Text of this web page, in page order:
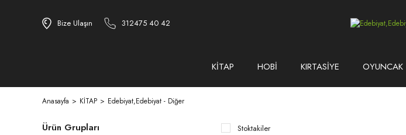
Bize Ulaşın 312475 40 42
KİTAP HOBİ KIRTASİYE OYUNCAK
Anasayfa KİTAP Edebiyat,Edebiyat - Diğer
Ürün Grupları Stoktakiler